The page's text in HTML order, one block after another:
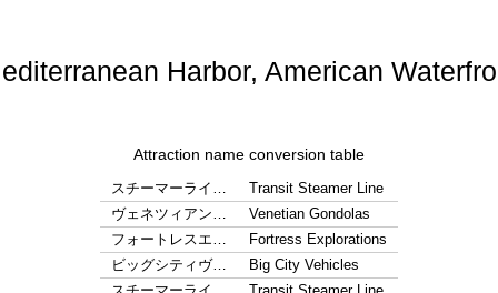
Harbor, American
Attraction name conversion table
スチーマーライ…
Transit Steamer Line
ヴェネツィアン…
Venetian Gondolas
フォートレスエ…
Fortress Explorations
ビッグシティヴ…
Big City Vehicles